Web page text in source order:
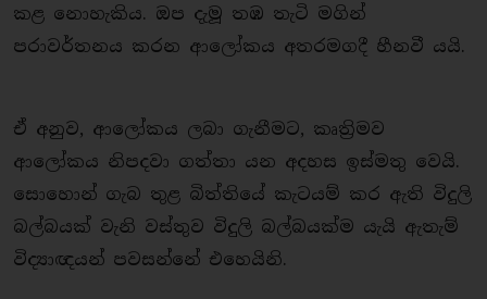
කළ නොහැකිය. ඔප දැමූ තඹ තැටි මගින්
පරාවර්තනය කරන ආලෝකය අතරමගදී හීනවී යයි.
ඒ අනුව, ආලෝකය ලබා ගැනීමට, කෘත්‍රිමව
ආලෝකය නිපදවා ගත්තා යන අදහස ඉස්මතු වෙයි.
සොහොන් ගැබ තුළ බිත්තියේ කැටයම් කර ඇති විදුලි
බල්බයක් වැනි වස්තුව විදුලි බල්බයක්ම යැයි ඇතැම්
විද්‍යාඥයන් පවසන්නේ එහෙයිනි.